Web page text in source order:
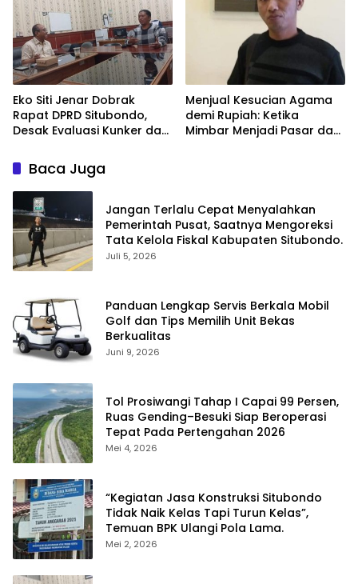
Eko Siti Jenar Dobrak
Rapat DPRD Situbondo,
Desak Evaluasi Kunker dan
Menjual Kesucian Agama
demi Rupiah: Ketika
Mimbar Menjadi Pasar dan
Baca Juga
Jangan Terlalu Cepat Menyalahkan
Pemerintah Pusat, Saatnya Mengoreksi
Tata Kelola Fiskal Kabupaten Situbondo.
Juli 5, 2026
Panduan Lengkap Servis Berkala Mobil
Golf dan Tips Memilih Unit Bekas
Berkualitas
Juni 9, 2026
Tol Prosiwangi Tahap I Capai 99 Persen,
Ruas Gending–Besuki Siap Beroperasi
Tepat Pada Pertengahan 2026
Mei 4, 2026
“Kegiatan Jasa Konstruksi Situbondo
Tidak Naik Kelas Tapi Turun Kelas”,
Temuan BPK Ulangi Pola Lama.
Mei 2, 2026